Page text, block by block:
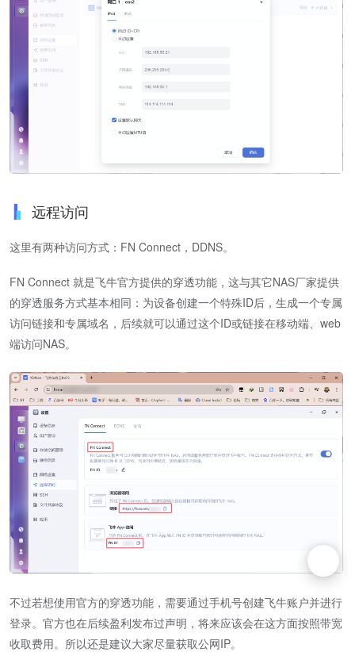
远程访问
这里有两种访问方式：FN Connect，DDNS。
FN Connect 就是飞牛官方提供的穿透功能，这与其它NAS厂家提供
的穿透服务方式基本相同：为设备创建一个特殊ID后，生成一个专属
访问链接和专属域名，后续就可以通过这个ID或链接在移动端、web
端访问NAS。
不过若想使用官方的穿透功能，需要通过手机号创建飞牛账户并进行
登录。官方也在后续盈利发布过声明，将来应该会在这方面按照带宽
收取费用。所以还是建议大家尽量获取公网IP。